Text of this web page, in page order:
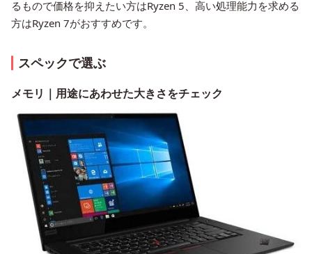
るもので価格を抑えたい方はRyzen 5、高い処理能力を求める
方はRyzen 7がおすすめです。
スペックで選ぶ
メモリ｜用途にあわせた大きさをチェック